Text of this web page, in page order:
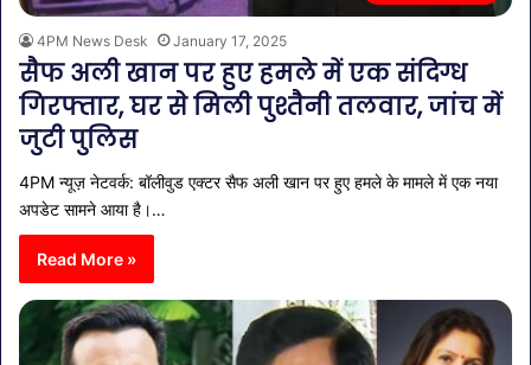
4PM News Desk January 17, 2025
सैफ अली खान पर हुए हमले में एक संदिग्ध
गिरफ्तार, घर से मिली पुश्तैनी तलवार, जांच में
जुटी पुलिस
4PM न्यूज़ नेटवर्क: बॉलीवुड एक्टर सैफ अली खान पर हुए हमले के मामले में एक नया
अपडेट सामने आया है।…
Read More »